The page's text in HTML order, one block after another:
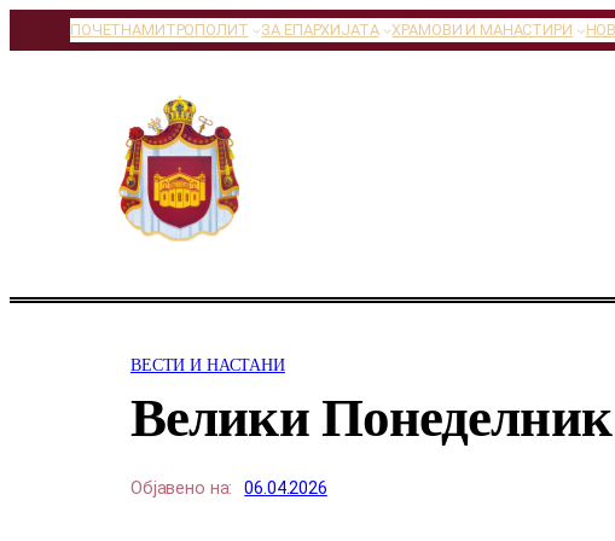
на
ПОЧЕТНАМИТРОПОЛИТ ЗА ЕПАРХИЈАТА ХРАМОВИ И МАНАСТИРИ
ВЕСТИ И НАСТАНИ
Велики Понеделник
Објавено на: 06.04.2026